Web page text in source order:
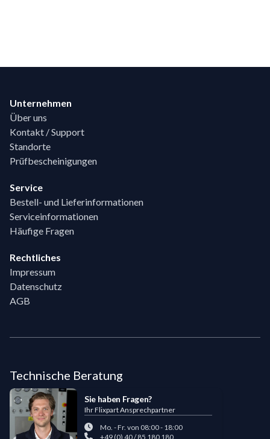
Unternehmen
Über uns
Kontakt / Support
Standorte
Prüfbescheinigungen
Service
Bestell- und Lieferinformationen
Serviceinformationen
Häufige Fragen
Rechtliches
Impressum
Datenschutz
AGB
Technische Beratung
Sie haben Fragen?
Ihr Flixpart Ansprechpartner
Mo. - Fr. von 08:00 - 18:00
+49 (0) 40 / 85 180 180